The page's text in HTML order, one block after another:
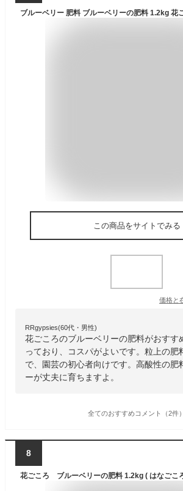
この商品をサイトでみる
価格と
RRgypsies(60代・男性)
花ごころのブルーベリーの肥料がおすす
っており、コスパがよいです。粒上の肥
で、園芸の初心者向けです。高酸性の肥
ーが丈夫に育ちますよ。
全てのおすすめコメント（2件）
8